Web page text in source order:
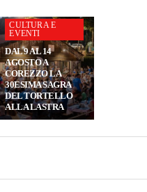
CULTURA E
EVENTI
DAL 9 AL 14
AGOSTO A
COREZZO LA
30ESIMA SAGRA
DEL TORTELLO
ALLA LASTRA